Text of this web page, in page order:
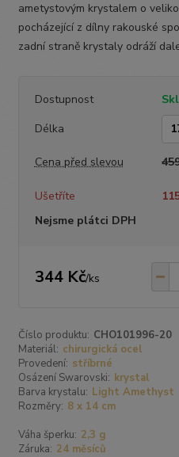
ametystovým krystalem o
pocházející z dílny rakouské
zadní straně krystaly odráží
Dostupnost
Délka
Cena před slevou
Ušetříte
Nejsme plátci DPH
344 Kč/ks
Číslo produktu: CHO101996-20
Materiál: chirurgická ocel
Provedení: stříbrné
Osázení Swarovski: krystal
Barva krystalu: Light Amethyst
Rozměry: 8 x 14 cm
Váha šperku: 2,3 g
Záruka: 24 měsíců